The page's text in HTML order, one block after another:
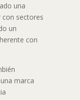
una
con sectores
un
con
marca